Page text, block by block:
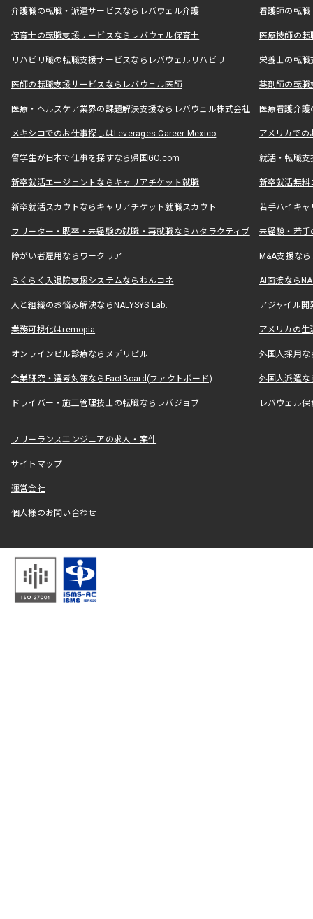
介護職の転職・派遣サービスならレバウェル介護 看護師の転
保育士の転職支援サービスならレバウェル保育士 医療技師の
リハビリ職の転職支援サービスならレバウェルリハビリ 栄養士の転
医師の転職支援サービスならレバウェル医師 薬剤師の転
医療・ヘルスケア業界の課題解決支援ならレバウェル株式会社 医療看護介
メキシコでのお仕事探しはLeverages Career Mexico アメリカで
留学生が日本で仕事を探すなら帰国GO.com 就活・転職
新卒就活エージェントならキャリアチケット就職 新卒就活無料
新卒就活スカウトならキャリアチケット就職スカウト 若手ハイキ
フリーター・既卒・未経験の就職・再就職ならハタラクティブ 未経験・若手
障がい者雇用ならワークリア M&A支援な
らくらく入退院支援システムならわんコネ AI面接なら
人と組織のお悩み解決ならNALYSYS Lab. アジャイル
業務可視化はremopia アメリカの
オンラインピル診療ならメデリピル 外国人採用
企業研究・選考対策ならFactBoard(ファクトボード) 外国人派遣な
ドライバー・施工管理技士の転職ならレバジョブ レバウェル
フリーランスエンジニアの求人・案件
サイトマップ
運営会社
個人様のお問い合わせ